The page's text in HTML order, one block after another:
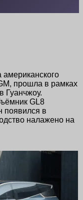
прошла в рамках
Гуанчжоу.
GL8
появился в
налажено на